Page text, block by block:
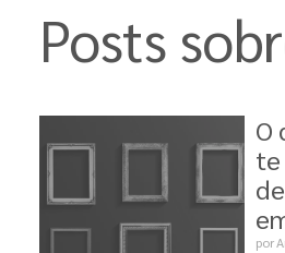
Posts
O
te
por